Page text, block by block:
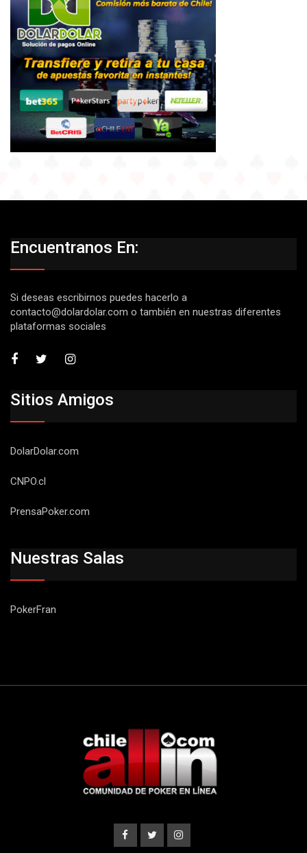
Encuentranos En:
Si deseas escribirnos puedes hacerlo a
contacto@dolardolar.com o también en nuestras diferentes
plataformas sociales
Sitios Amigos
DolarDolar.com
CNPO.cl
PrensaPoker.com
Nuestras Salas
PokerFran